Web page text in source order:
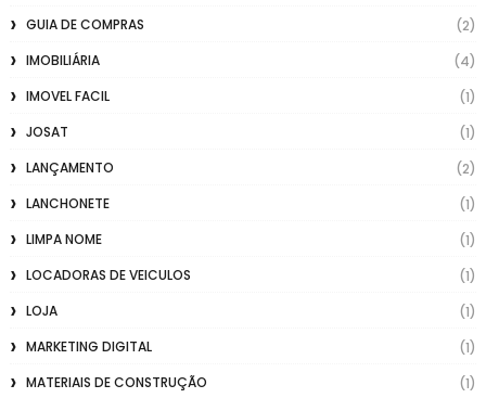
GUIA DE COMPRAS
(2)
IMOBILIÁRIA
(4)
IMOVEL FACIL
(1)
JOSAT
(1)
LANÇAMENTO
(2)
LANCHONETE
(1)
LIMPA NOME
(1)
LOCADORAS DE VEICULOS
(1)
LOJA
(1)
MARKETING DIGITAL
(1)
MATERIAIS DE CONSTRUÇÃO
(1)